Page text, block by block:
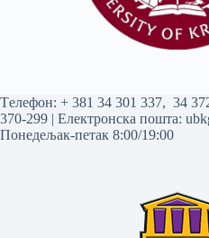
Tелефон: + 381 34 301 337, 34
370-299 | Електронска пошта:
Понедељак-петак 8:00/19:00